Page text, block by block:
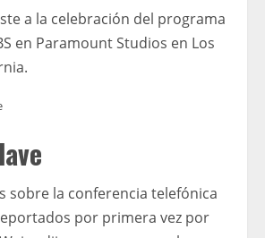
a la celebración del programa
en Paramount Studios en Los
sobre la conferencia telefónica
por primera vez por